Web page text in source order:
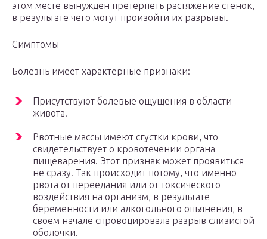
этом месте вынужден претерпеть растяжение стенок,
в результате чего могут произойти их разрывы.
Симптомы
Болезнь имеет характерные признаки:
Присутствуют болевые ощущения в области
живота.
Рвотные массы имеют сгустки крови, что
свидетельствует о кровотечении органа
пищеварения. Этот признак может проявиться
не сразу. Так происходит потому, что именно
рвота от переедания или от токсического
воздействия на организм, в результате
беременности или алкогольного опьянения, в
своем начале спровоцировала разрыв слизистой
оболочки.